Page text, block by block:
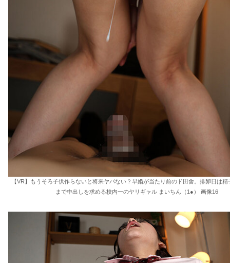
【VR】もうそろ子供作らないと将来ヤバない？早婚が当たり前のド田舎。排卵日は精
まで中出しを求める校内一のヤリギャル まいちん（1●） 画像16